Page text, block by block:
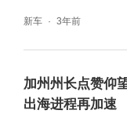
正到来。“与
升级等成本再
升。”零跑科
新车 3年前
加州州长点赞仰
出海进程再加速